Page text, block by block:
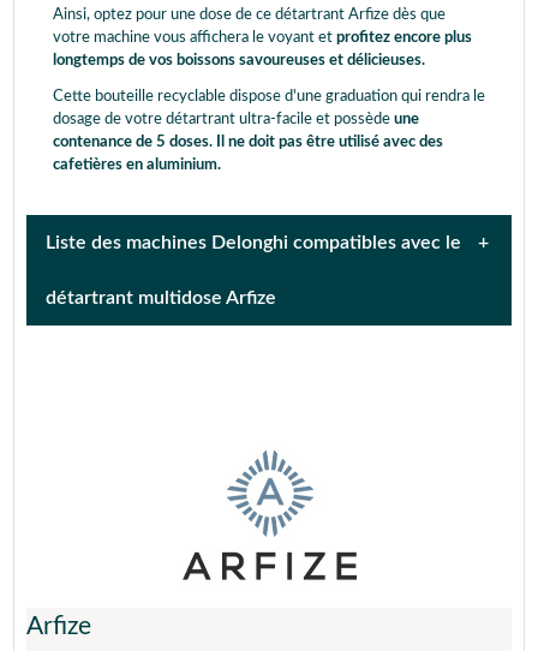
Ainsi, optez pour une dose de ce détartrant Arfize dès que
votre machine vous affichera le voyant et profitez encore plus
longtemps de vos boissons savoureuses et délicieuses.
Cette bouteille recyclable dispose d'une graduation qui rendra le
dosage de votre détartrant ultra-facile et possède une
contenance de 5 doses. Il ne doit pas être utilisé avec des
cafetières en aluminium.
Liste des machines Delonghi compatibles avec le
détartrant multidose Arfize
350.55.B
DINAMICA ECAM
352.55.SB
353.75.B
353.75.W
DINAMICA PLUS
Arfize